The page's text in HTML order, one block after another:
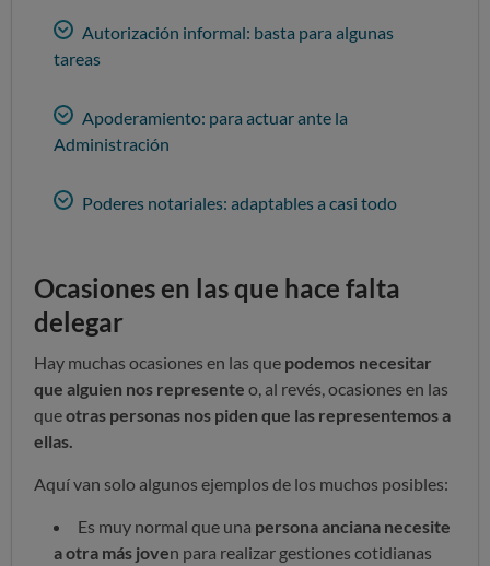
Autorización informal: basta para algunas
tareas
Apoderamiento: para actuar ante la
Administración
Poderes notariales: adaptables a casi todo
Ocasiones en las que hace falta
delegar
Hay muchas ocasiones en las que podemos necesitar
que alguien nos represente o, al revés, ocasiones en las
queotras personas nos piden que las representemos a
ellas.
Aquí van solo algunos ejemplos de los muchos posibles:
Es muy normal que una persona anciana necesite
a otra más joven para realizar gestiones cotidianas